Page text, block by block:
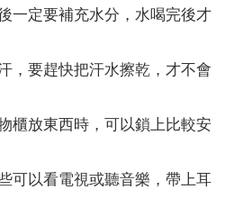
一定要補充水分，水喝完後才
，要趕快把汗水擦乾，才不會
櫃放東西時，可以鎖上比較安
可以看電視或聽音樂，帶上耳